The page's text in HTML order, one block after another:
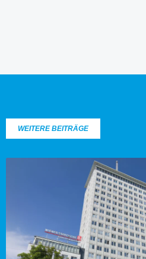
WEITERE BEITRÄGE